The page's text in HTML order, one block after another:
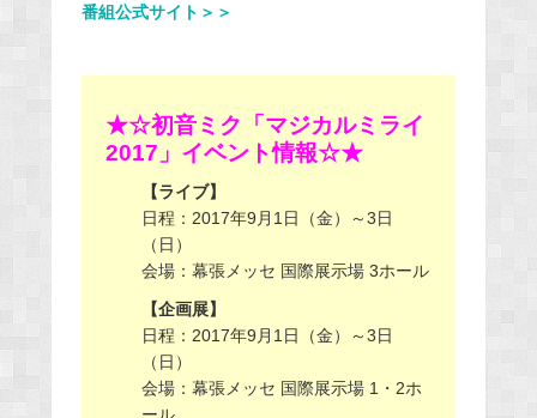
番組公式サイト＞＞
★☆初音ミク「マジカルミライ
2017」イベント情報☆★
【ライブ】
日程：2017年9月1日（金）～3日
（日）
会場：幕張メッセ 国際展示場 3ホール
【企画展】
日程：2017年9月1日（金）～3日
（日）
会場：幕張メッセ 国際展示場 1・2ホ
ール